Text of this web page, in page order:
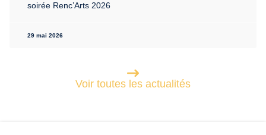
soirée Renc’Arts 2026
29 mai 2026
Voir toutes les actualités